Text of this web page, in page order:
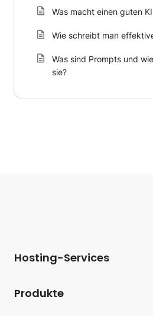
Was macht einen guten
Wie schreibt man
Was sind Prompts und
sie?
Hosting-Services
Produkte